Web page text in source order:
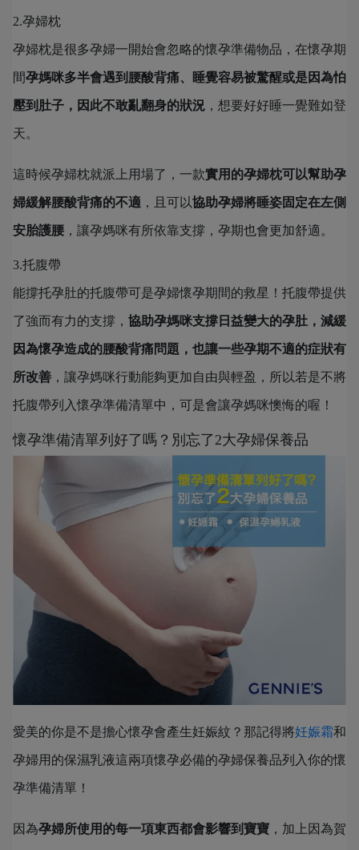
2.孕婦枕
孕婦枕是很多孕婦一開始會忽略的懷孕準備物品，在懷孕期
間孕媽咪多半會遇到腰酸背痛、睡覺容易被驚醒或是因為怕
壓到肚子，因此不敢亂翻身的狀況 ，想要好好睡一覺難如登
天。
這時候孕婦枕就派上用場了，一款實用的孕婦枕可以幫助孕
婦緩解腰酸背痛的不適 ，且可以協助孕婦將睡姿固定在左側
安胎護腰 ，讓孕媽咪有所依靠支撐，孕期也會更加舒適。
3.托腹帶
能撐托孕肚的托腹帶可是孕婦懷孕期間的救星！托腹帶提供
了強而有力的支撐， 協助孕媽咪支撐日益變大的孕肚，減緩
因為懷孕造成的腰酸背痛問題，也讓一些孕期不適的症狀有
所改善 ，讓孕媽咪行動能夠更加自由與輕盈，所以若是不將
托腹帶列入懷孕準備清單中，可是會讓孕媽咪懊悔的喔！
懷孕準備清單列好了嗎？別忘了2大孕婦保養品
愛美的你是不是擔心懷孕會產生妊娠紋？那記得將妊娠霜和
孕婦用的保濕乳液這兩項懷孕必備的孕婦保養品列入你的懷
孕準備清單！
因為孕婦所使用的每一項東西都會影響到寶寶 ，加上因為賀